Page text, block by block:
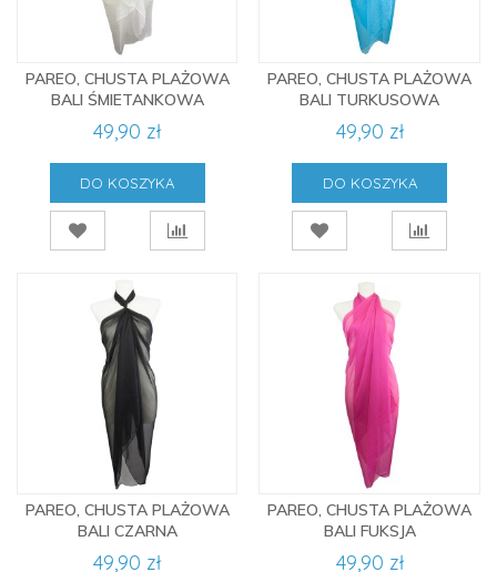
PAREO, CHUSTA PLAŻOWA
BALI ŚMIETANKOWA
49,90 zł
DO KOSZYKA
PAREO, CHUSTA PLAŻOWA
BALI TURKUSOWA
49,90 zł
DO KOSZYKA
PAREO, CHUSTA PLAŻOWA
BALI CZARNA
49,90 zł
PAREO, CHUSTA PLAŻOWA
BALI FUKSJA
49,90 zł